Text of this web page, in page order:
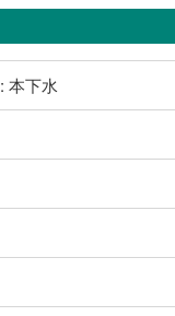
本下水